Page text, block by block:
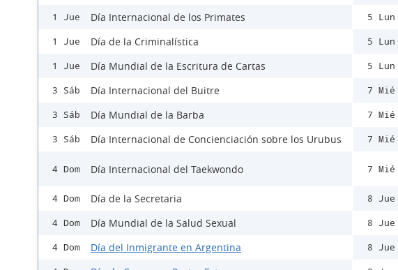
1 Jue Día Internacional de los Primates
1 Jue Día de la Criminalística
1 Jue Día Mundial de la Escritura de Cartas
3 Sáb Día Internacional del Buitre
3 Sáb Día Mundial de la Barba
3 Sáb Día Internacional de Concienciación sobre los Urubus
4 Dom Día Internacional del Taekwondo
4 Dom Día de la Secretaria
4 Dom Día Mundial de la Salud Sexual
4 Dom Día del Inmigrante en Argentina
5 Lun
5 Lun
5 Lun
7 Mié
7 Mié
7 Mié
7 Mié
8 Jue
8 Jue
8 Jue